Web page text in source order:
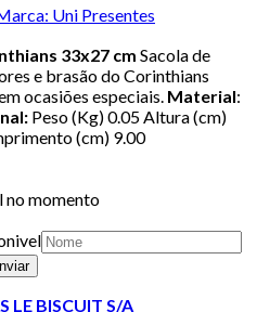
Uni Presentes
33x27 cm Sacola de
e brasão do Corinthians
ocasiões especiais. Material:
Peso (Kg) 0.05 Altura (cm)
(cm) 9.00
no momento
LE BISCUIT S/A